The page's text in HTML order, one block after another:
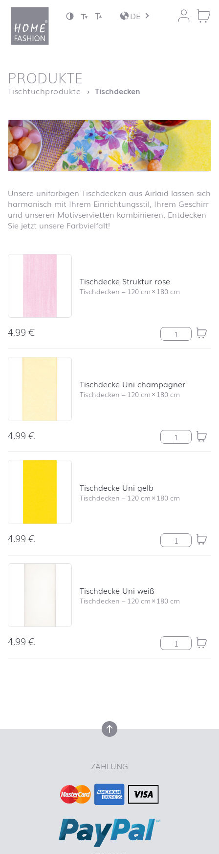
Zum Inhalt springen
DE
Startseite
PRODUKTE
Tischtuchprodukte Tischdecken
Unsere unifarbigen Tischdecken aus Airlaid lassen sich
harmonisch mit Ihrem Einrichtungsstil, Ihrem Geschirr
und unseren Motivservietten kombinieren. Entdecken
Sie jetzt unsere Farbvielfalt!
Produktliste überspringen und zum Filter springen
Tischdecke Struktur rose
Tischdecken – 120 cm× 180 cm
4,99€ Tischdecke
Tischdecke Uni champagner
Tischdecken – 120 cm× 180 cm
4,99€ Tischdecke
Tischdecke Uni gelb
Tischdecken – 120 cm× 180 cm
4,99€ Tischdecke
Tischdecke Uni weiß
Tischdecken – 120 cm× 180 cm
4,99€ Tischdecke
nach oben
ZAHLUNG